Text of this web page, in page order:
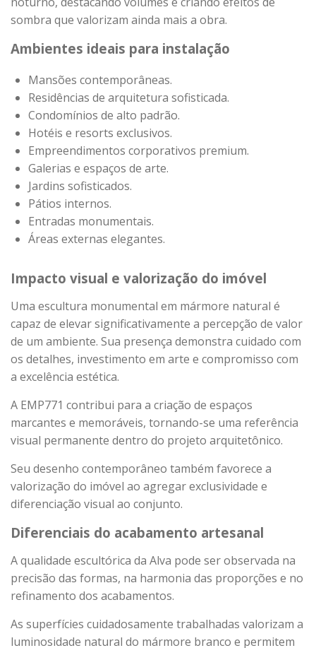
sombra que valorizam ainda mais a obra.
Ambientes ideais para instalação
Mansões contemporâneas.
Residências de arquitetura sofisticada.
Condomínios de alto padrão.
Hotéis e resorts exclusivos.
Empreendimentos corporativos premium.
Galerias e espaços de arte.
Jardins sofisticados.
Pátios internos.
Entradas monumentais.
Áreas externas elegantes.
Impacto visual e valorização do imóvel
Uma escultura monumental em mármore natural é
capaz de elevar significativamente a percepção de valor
de um ambiente. Sua presença demonstra cuidado com
os detalhes, investimento em arte e compromisso com
a excelência estética.
A EMP771 contribui para a criação de espaços
marcantes e memoráveis, tornando-se uma referência
visual permanente dentro do projeto arquitetônico.
Seu desenho contemporâneo também favorece a
valorização do imóvel ao agregar exclusividade e
diferenciação visual ao conjunto.
Diferenciais do acabamento artesanal
A qualidade escultórica da Alva pode ser observada na
precisão das formas, na harmonia das proporções e no
refinamento dos acabamentos.
As superfícies cuidadosamente trabalhadas valorizam a
luminosidade natural do mármore branco e permitem